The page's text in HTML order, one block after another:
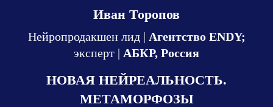
Иван Торопов
Нейропродакшен лид | Агентство ENDY;
эксперт | АБКР, Россия
НОВАЯ НЕЙРЕАЛЬНОСТЬ.
МЕТАМОРФОЗЫ